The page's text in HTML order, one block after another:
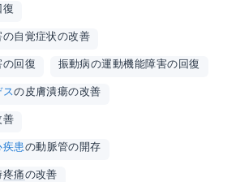
復
自覚症状の改善
回復 振動病の運動機能障害の回復
スの皮膚潰瘍の改善
善
疾患の動脈管の開存
疼痛の改善